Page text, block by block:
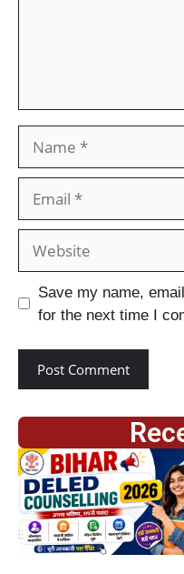
Save my name,
for the next time I